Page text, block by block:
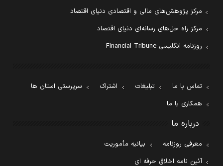
مرکز پژوهش‌های مالی و اقتصادی دنیای اقتصاد
مرکز راه حل‌های رسانه‌ای دنیای اقتصاد
روزنامه انگلیسی Financial Tribune
تماس با ما تبلیغات اشتراک
سرپرستی استان ها
همکاری با ما
درباره ما
معرفی روزنامه
بیانیه مأموریت
آئین نامه اخلاق حرفه ای